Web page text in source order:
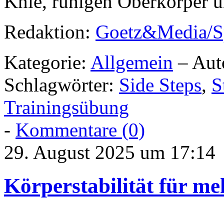
Redaktion: Goetz&Media/
Kategorie: Allgemein –
Schlagwörter: Side Steps,
Trainingsübung
- Kommentare (0)
29. August 2025 um 17:14
Körperstabilität für